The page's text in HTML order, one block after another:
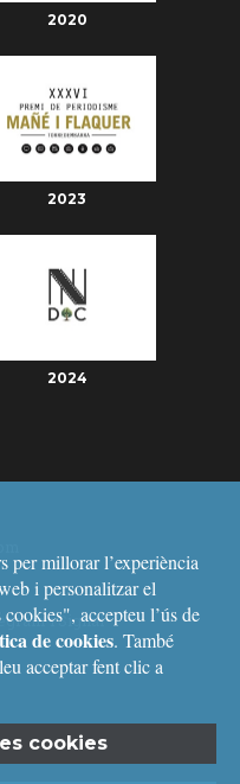
2020
2023
2024
i Signal
per millorar l’experiència
i personalitzar el
accepteu l’ús de
de cookies. També
acceptar fent clic a
cookies